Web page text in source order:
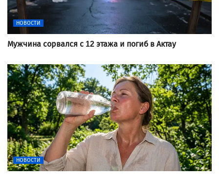
НОВОСТИ
Мужчина сорвался с 12 этажа и погиб в Актау
НОВОСТИ